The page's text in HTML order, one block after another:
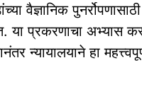
वैज्ञानिक
या प्रकरणाचा अभ्यास
न्यायालयाने हा